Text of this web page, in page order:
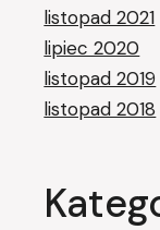
listopad 2021
lipiec 2020
listopad 2019
listopad 2018